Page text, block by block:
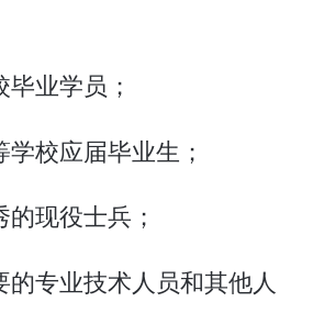
毕业学员；
学校应届毕业生；
的现役士兵；
的专业技术人员和其他人